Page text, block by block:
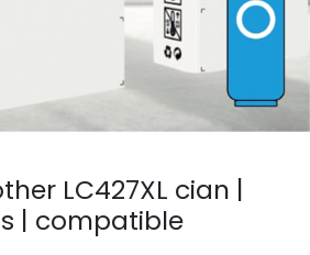
LC427XL cian |
| compatible